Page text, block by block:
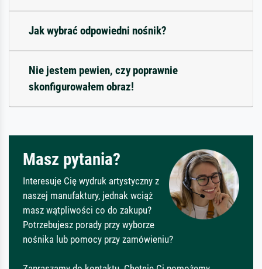
Jak wybrać odpowiedni nośnik?
Nie jestem pewien, czy poprawnie
skonfigurowałem obraz!
Masz pytania?
Interesuje Cię wydruk artystyczny z
naszej manufaktury, jednak wciąż
masz wątpliwości co do zakupu?
Potrzebujesz porady przy wyborze
nośnika lub pomocy przy zamówieniu?